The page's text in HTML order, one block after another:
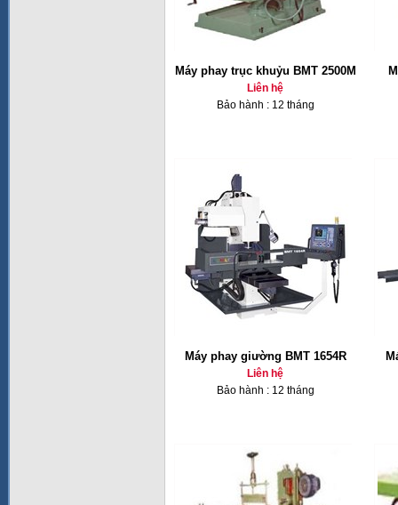
Máy phay trục khuỷu BMT 2500M
Liên hệ
Bảo hành : 12 tháng
Máy phay giường BMT 1654R
Liên hệ
Bảo hành : 12 tháng